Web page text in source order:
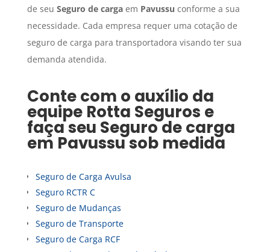
de seu Seguro de cargaem Pavussu conforme a sua
necessidade. Cada empresa requer uma cotação de
seguro de carga para transportadora visando ter sua
demanda atendida.
Conte com o auxílio da
equipe Rotta Seguros e
faça seu Seguro de carga
em Pavussusob medida
Seguro de Carga Avulsa
Seguro RCTR C
Seguro de Mudanças
Seguro de Transporte
Seguro de Carga RCF